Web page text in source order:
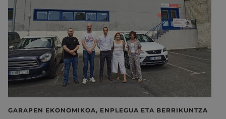
GARAPEN EKONOMIKOA, ENPLEGUA ETA BERRIKUNTZA